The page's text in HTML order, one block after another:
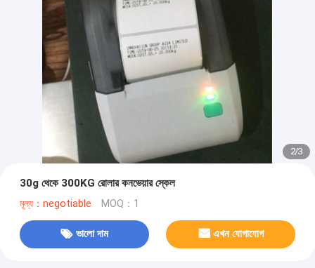
2/3
30g থেকে 300KG রোলার কনভেয়ার স্কেল
মূল্য：negotiable MOQ：1
ভালো দাম এখন যোগাযোগ